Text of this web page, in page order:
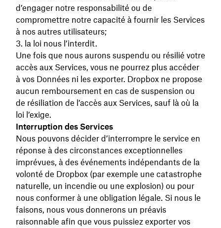
d’engager notre responsabilité ou de
compromettre notre capacité à fournir les Services
à nos autres utilisateurs;
la loi nous l’interdit.
Une fois que nous aurons suspendu ou résilié votre
accès aux Services, vous ne pourrez plus accéder
à vos Données ni les exporter. Dropbox ne propose
aucun remboursement en cas de suspension ou
de résiliation de l’accès aux Services, sauf là où la
loi l’exige.
Interruption des Services
Nous pouvons décider d’interrompre le service en
réponse à des circonstances exceptionnelles
imprévues, à des événements indépendants de la
volonté de Dropbox (par exemple une catastrophe
naturelle, un incendie ou une explosion) ou pour
nous conformer à une obligation légale. Si nous le
faisons, nous vous donnerons un préavis
raisonnable afin que vous puissiez exporter vos